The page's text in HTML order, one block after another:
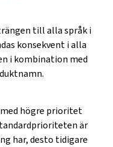
till alla språk i
konsekvent i alla
i kombination med
högre prioritet
är
har, desto tidigare